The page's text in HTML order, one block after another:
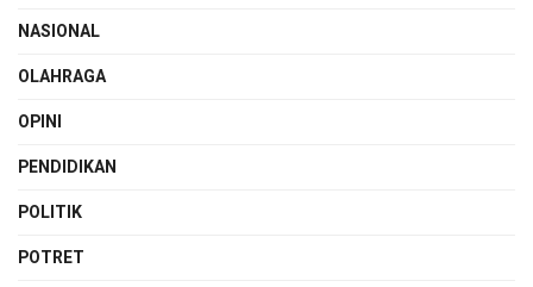
NASIONAL
OLAHRAGA
OPINI
PENDIDIKAN
POLITIK
POTRET